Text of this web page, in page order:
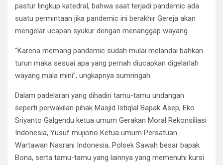
pastur lingkup katedral, bahwa saat terjadi pandemic ada
suatu permintaan jika pandemic ini berakhir Gereja akan
mengelar ucapan syukur dengan menanggap wayang.
“Karena memang pandemic sudah mulai melandai bahkan
turun maka sesuai apa yang pernah diucapkan digelarlah
wayang mala mini”, ungkapnya sumringah.
Dalam padelaran yang dihadiri tamu-tamu undangan
seperti perwakilan pihak Masjid Istiqlal Bapak Asep, Eko
Sriyanto Galgendu ketua umum Gerakan Moral Rekonsiliasi
Indonesia, Yusuf mujiono Ketua umum Persatuan
Wartawan Nasrani Indonesia, Polsek Sawah besar bapak
Bona, serta tamu-tamu yang lainnya yang memenuhi kursi